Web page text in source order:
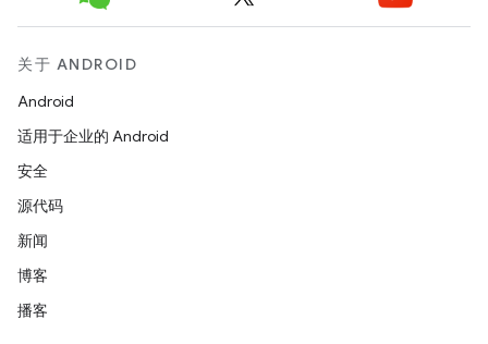
关于 ANDROID
Android
适用于企业的 Android
安全
源代码
新闻
博客
播客